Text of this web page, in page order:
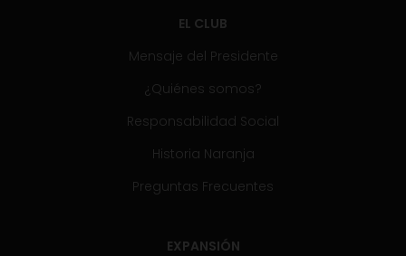
EL CLUB
Mensaje del Presidente
¿Quiénes somos?
Responsabilidad Social
Historia Naranja
Preguntas Frecuentes
EXPANSIÓN